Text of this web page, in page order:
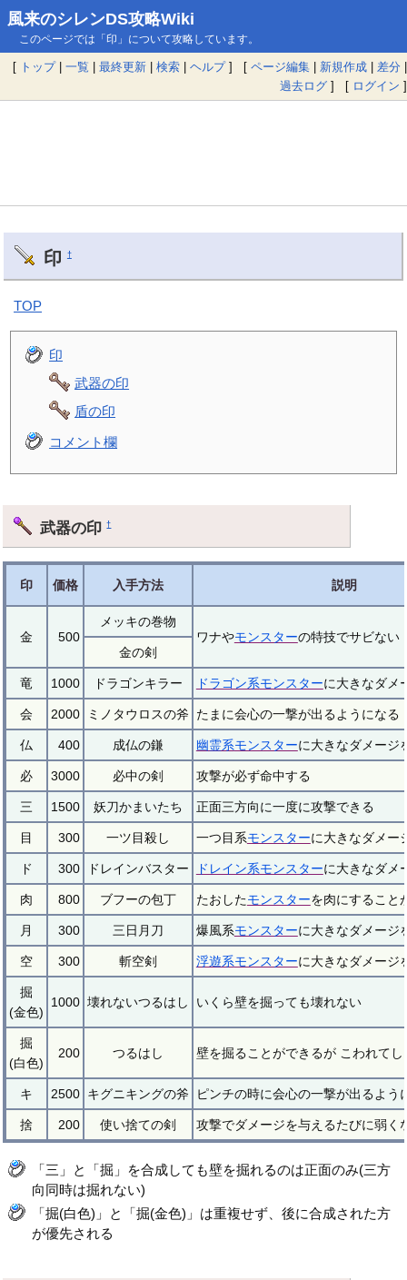
風来のシレンDS攻略Wiki
このページでは「印」について攻略しています。
[ トップ| 一覧 | 最終更新 | 検索 | ヘルプ] [ ページ編集 | 新規作成 | 差分 |
過去ログ ] [ ログイン ]
印 †
TOP
印
武器の印
盾の印
コメント欄
武器の印†
印 価格 入手方法 説明
金 500
メッキの巻物
ワナやモンスターの特技でサビない
金の剣
竜 1000 ドラゴンキラー ドラゴン系モンスターに大きなダメ
会 2000 ミノタウロスの斧 たまに会心の一撃が出るようになる
仏 400 成仏の鎌 幽霊系モンスターに大きなダメージ
必 3000 必中の剣 攻撃が必ず命中する
三 1500 妖刀かまいたち 正面三方向に一度に攻撃できる
目 300 一ツ目殺し 一つ目系モンスターに大きなダメー
ド 300 ドレインバスター ドレイン系モンスターに大きなダメ
肉 800 ブフーの包丁 たおしたモンスターを肉にすること
月 300 三日月刀 爆風系モンスターに大きなダメージ
空 300 斬空剣 浮遊系モンスターに大きなダメージ
掘
(金色)
1000 壊れないつるはし いくら壁を掘っても壊れない
掘
(白色)
200 つるはし 壁を掘ることができるが こわれて
キ 2500 キグニキングの斧 ピンチの時に会心の一撃が出るよう
捨 200 使い捨ての剣 攻撃でダメージを与えるたびに弱く
「三」と「掘」を合成しても壁を掘れるのは正面のみ(三方
向同時は掘れない)
「掘(白色)」と「掘(金色)」は重複せず、後に合成された方
が優先される